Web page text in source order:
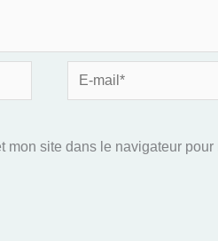
E-
mail*
mon site dans le navigateur